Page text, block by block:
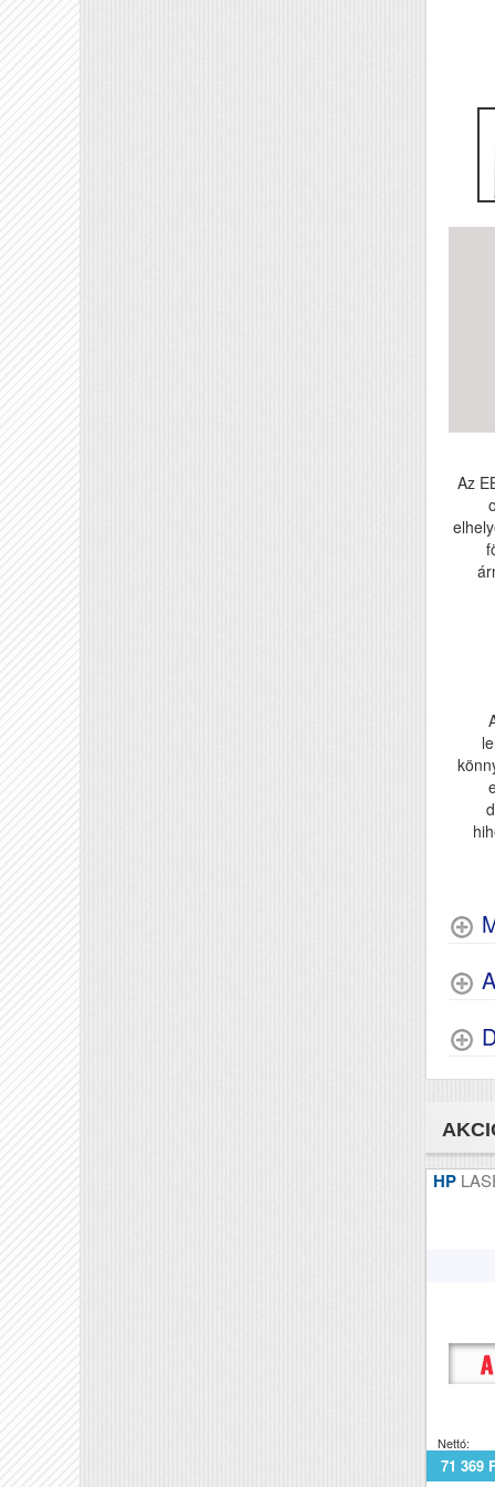
Az
HP
Nettó:
71 369